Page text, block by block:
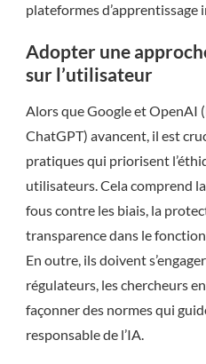
plateformes d’apprentissage
Adopter une
sur l’utilisateur
Alors que Google et OpenAI
ChatGPT) avancent, il est
pratiques qui priorisent
utilisateurs. Cela comprend
fous contre les biais, la
transparence dans le
En outre, ils doivent
régulateurs, les chercheurs
façonner des normes qui
responsable de l’IA.